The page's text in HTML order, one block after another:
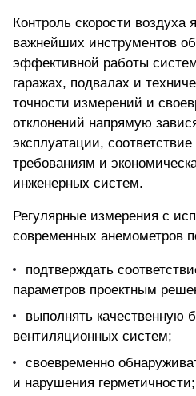
Контроль скорости воздуха
важнейших инструментов
эффективной работы
гаражах, подвалах и
точности измерений и
отклонений напрямую
эксплуатации,
требованиям и
инженерных систем.
Регулярные измерения с
современных анемометров
подтверждать
параметров проектным
выполнять качественную
вентиляционных систем;
своевременно
и нарушения герметичности;